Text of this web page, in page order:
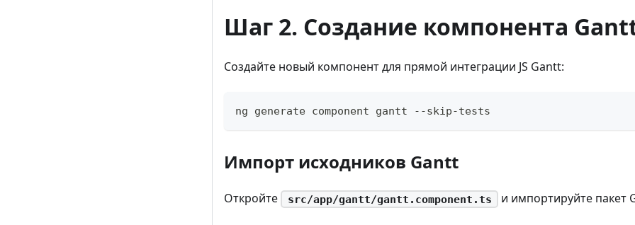
Шаг 2. Создание компонента
Создайте новый компонент для прямой интеграции JS Gantt:
ng generate component gantt --skip-tests
Импорт исходников Gantt
Откройте src/app/gantt/gantt.component.ts и импортируйте пакет